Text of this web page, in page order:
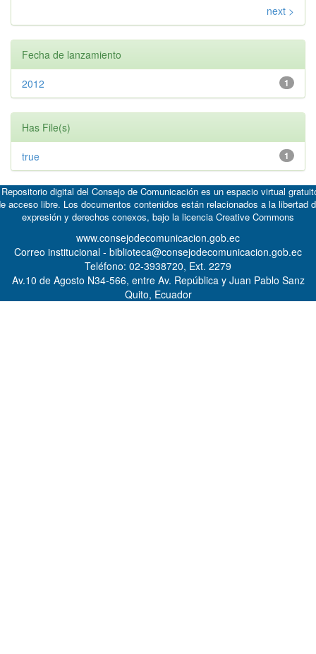
next >
Fecha de lanzamiento
1
2012
Has File(s)
1
true
digital del Consejo de Comunicación es un espacio virtual
acceso libre. Los documentos contenidos están relacionados a la libertad
expresión y derechos conexos, bajo la licencia Creative Commons
www.consejodecomunicacion.gob.ec
Correo institucional - biblioteca@consejodecomunicacion.gob.ec
Teléfono: 02-3938720, Ext. 2279
Av.10 de Agosto N34-566, entre Av. República y Juan Pablo Sanz
Quito, Ecuador